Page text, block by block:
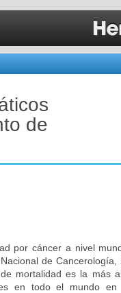
de
por cáncer a nivel
de Cancerología,
mortalidad es la más
en todo el mundo en